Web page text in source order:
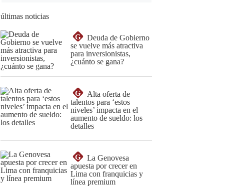
últimas noticias
G
Deuda de Gobierno
se vuelve más atractiva
para inversionistas,
¿cuánto se gana?
G
Alta oferta de
talentos para ‘estos
niveles’ impacta en el
aumento de sueldo: los
detalles
G
La Genovesa
apuesta por crecer en
Lima con franquicias y
línea premium